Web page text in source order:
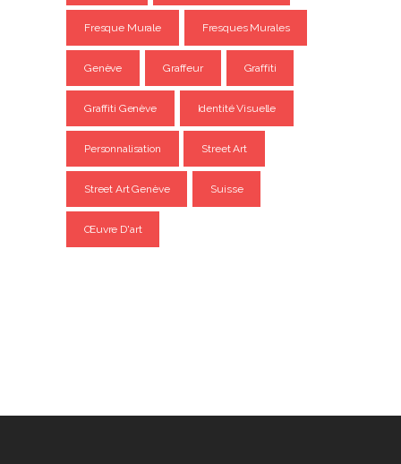
Fresque Murale Fresques Murales
Genève Graffeur Graffiti
Graffiti Genève Identité Visuelle
Personnalisation Street Art
Street Art Genève Suisse
Œuvre D'art